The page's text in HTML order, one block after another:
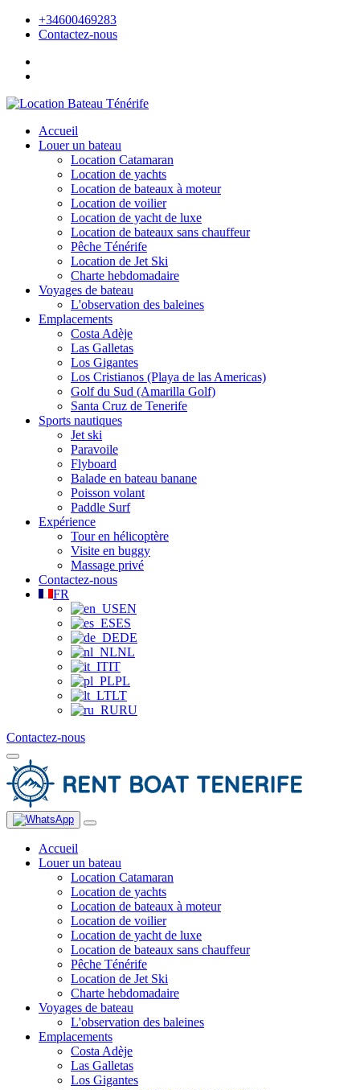
+34600469283
Contactez-nous
Accueil
Louer un bateau
Location Catamaran
Location de yachts
Location de bateaux à moteur
Location de voilier
Location de yacht de luxe
Location de bateaux sans chauffeur
Pêche Ténérife
Location de Jet Ski
Charte hebdomadaire
Voyages de bateau
L'observation des baleines
Emplacements
Costa Adèje
Las Galletas
Los Gigantes
Los Cristianos (Playa de las Americas)
Golf du Sud (Amarilla Golf)
Santa Cruz de Tenerife
Sports nautiques
Jet ski
Paravoile
Flyboard
Balade en bateau banane
Poisson volant
Paddle Surf
Expérience
Tour en hélicoptère
Visite en buggy
Massage privé
Contactez-nous
FR
EN
ES
DE
NL
IT
PL
LT
RU
Contactez-nous
Accueil
Louer un bateau
Location Catamaran
Location de yachts
Location de bateaux à moteur
Location de voilier
Location de yacht de luxe
Location de bateaux sans chauffeur
Pêche Ténérife
Location de Jet Ski
Charte hebdomadaire
Voyages de bateau
L'observation des baleines
Emplacements
Costa Adèje
Las Galletas
Los Gigantes